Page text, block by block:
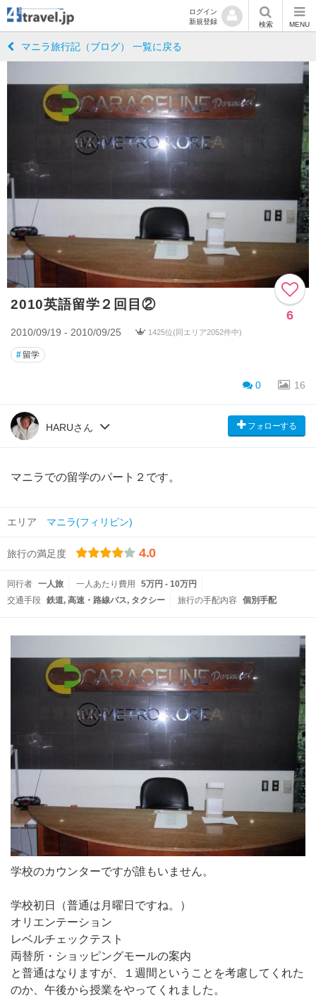
ログイン
新規登録
検索 MENU
マニラ旅行記（ブログ） 一覧に戻る
2010英語留学２回目②
6
2010/09/19 - 2010/09/25 1425位(同エリア2052件中)
# 留学
0 16
HARUさん フォローする
マニラでの留学のパート２です。
エリア マニラ(フィリピン)
旅行の満足度 4.0
同行者 一人旅 一人あたり費用
5万円 - 10万円
交通手段 鉄道 高速・路線バス タクシー 旅行の手配内容 個別手配
学校のカウンターですが誰もいません。
学校初日（普通は月曜日ですね。）
オリエンテーション
レベルチェックテスト
両替所・ショッピングモールの案内
と普通はなりますが、１週間ということを考慮してくれた
のか、午後から授業をやってくれました。